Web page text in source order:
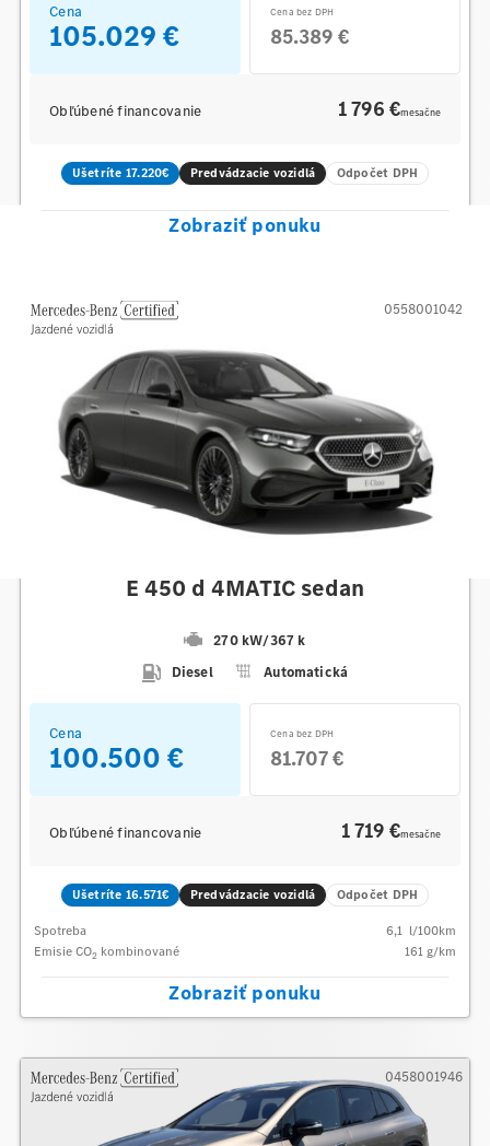
Cena
105.029 €
Cena bez DPH
85.389 €
Obľúbené financovanie 1 796 €mesačne
Ušetríte 17.220€ Predvádzacie vozidlá Odpočet DPH
Zobraziť ponuku
E 450 d 4MATIC sedan
270 kW/367 k
Diesel
Automatická
0558001042
Cena
100.500 €
Cena bez DPH
81.707 €
Obľúbené financovanie 1 719 €mesačne
Ušetríte 16.571€ Predvádzacie vozidlá Odpočet DPH
Spotreba 6,1 l/100km
Emisie CO2 kombinované 161 g/km
Zobraziť ponuku
0458001946